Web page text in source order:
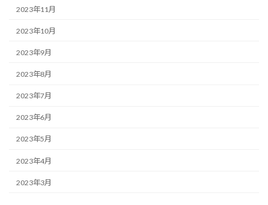
2023年11月
2023年10月
2023年9月
2023年8月
2023年7月
2023年6月
2023年5月
2023年4月
2023年3月